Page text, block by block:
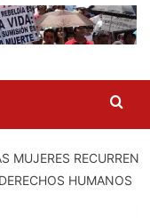
MUJERES RECURREN
HUMANOS